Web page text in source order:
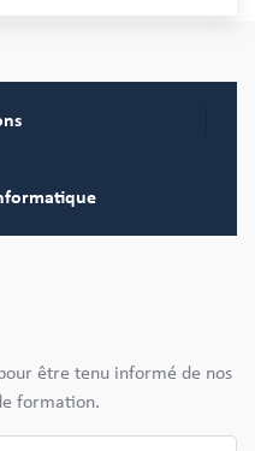
être tenu informé de nos
formation.